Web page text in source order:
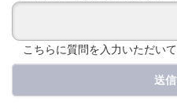
こちらに質問を入力いただいて
送